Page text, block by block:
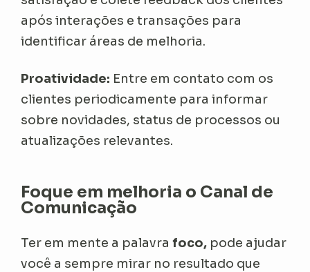
após interações e transações para
identificar áreas de melhoria.
Proatividade: Entre em contato com os
clientes periodicamente para informar
sobre novidades, status de processos ou
atualizações relevantes.
Foque em melhoria o Canal de
Comunicação
Ter em mente a palavra foco, pode ajudar
você a sempre mirar no resultado que